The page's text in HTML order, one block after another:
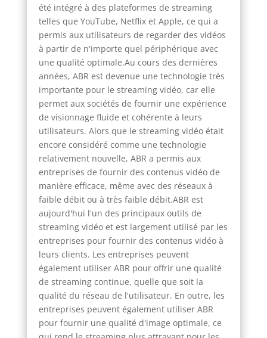
été intégré à des plateformes de streaming
telles que YouTube, Netflix et Apple, ce qui a
permis aux utilisateurs de regarder des vidéos
à partir de n'importe quel périphérique avec
une qualité optimale.Au cours des dernières
années, ABR est devenue une technologie très
importante pour le streaming vidéo, car elle
permet aux sociétés de fournir une expérience
de visionnage fluide et cohérente à leurs
utilisateurs. Alors que le streaming vidéo était
encore considéré comme une technologie
relativement nouvelle, ABR a permis aux
entreprises de fournir des contenus vidéo de
manière efficace, même avec des réseaux à
faible débit ou à très faible débit.ABR est
aujourd'hui l'un des principaux outils de
streaming vidéo et est largement utilisé par les
entreprises pour fournir des contenus vidéo à
leurs clients. Les entreprises peuvent
également utiliser ABR pour offrir une qualité
de streaming continue, quelle que soit la
qualité du réseau de l'utilisateur. En outre, les
entreprises peuvent également utiliser ABR
pour fournir une qualité d'image optimale, ce